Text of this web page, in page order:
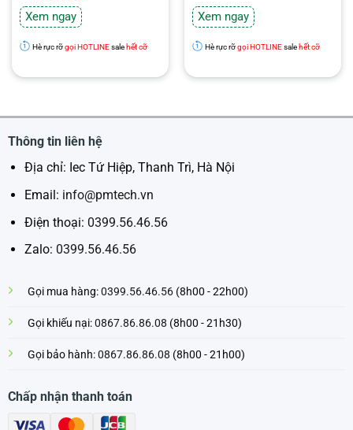
12.800.000₫.
là:
11.520.000₫.
Xem ngay
Hè rực rỡgọi HOTLINEsale hết cỡ
Xem ngay
Hè rực rỡgọi HOTLINEsale hết cỡ
Thông tin liên hệ
Địa chỉ: Iec Tứ Hiệp, Thanh Trì, Hà Nội
Email: info@pmtech.vn
Điện thoại: 0399.56.46.56
Zalo: 0399.56.46.56
Gọi mua hàng:0399.56.46.56(8h00 - 22h00)
Gọi khiếu nại:0867.86.86.08 (8h00 - 21h30)
Gọi bảo hành:0867.86.86.08 (8h00 - 21h00)
Chấp nhận thanh toán